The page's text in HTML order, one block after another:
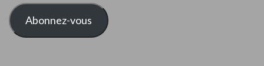
Abonnez-vous